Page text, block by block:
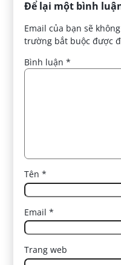
Để lại một bình
Email của bạn sẽ
trường bắt buộc được
Bình luận*
Tên*
Email*
Trang web